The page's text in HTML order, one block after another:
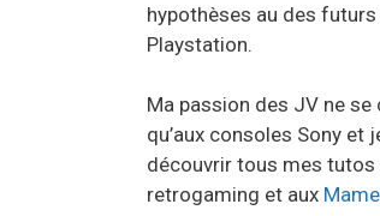
hypothèses au des
Playstation.
Ma passion des JV ne se
qu’aux consoles Sony et
découvrir tous mes tutos
retrogaming et aux